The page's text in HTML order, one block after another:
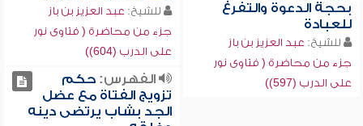
بحجة الدعوة والتفرغ
للعبادة
للشيخ: عبد العزيز بن باز
جزء من محاضرة ( فتاوى نور
على الدرب (597))
للشيخ: عبد العزيز بن باز
جزء من محاضرة ( فتاوى نور
على الدرب (604))
الفهرس:حكم
تزويج الفتاة مع عضل
الجد بشاب يرتضى دينه